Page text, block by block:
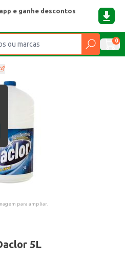
e ganhe descontos
0
para ampliar.
5L